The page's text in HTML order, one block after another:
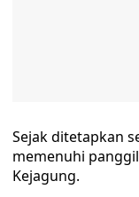
Sejak ditetapkan
memenuhi
Kejagung.